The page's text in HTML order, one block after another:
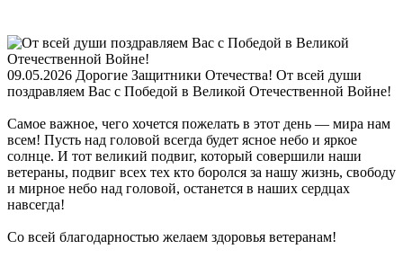
09.05.2026 Дорогие Защитники Отечества! От всей души
поздравляем Вас с Победой в Великой Отечественной Войне!
Самое важное, чего хочется пожелать в этот день — мира нам
всем! Пусть над головой всегда будет ясное небо и яркое
солнце. И тот великий подвиг, который совершили наши
ветераны, подвиг всех тех кто боролся за нашу жизнь, свободу
и мирное небо над головой, останется в наших сердцах
навсегда!
Со всей благодарностью желаем здоровья ветеранам!